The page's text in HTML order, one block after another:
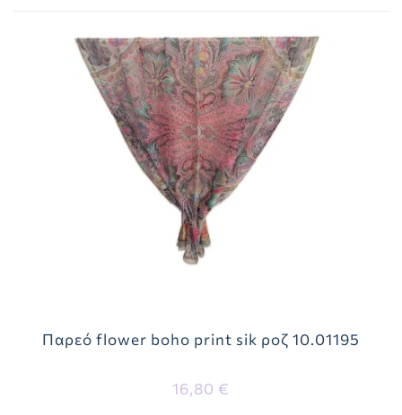
Παρεό flower boho print sik ροζ 10.01195
16,80 €